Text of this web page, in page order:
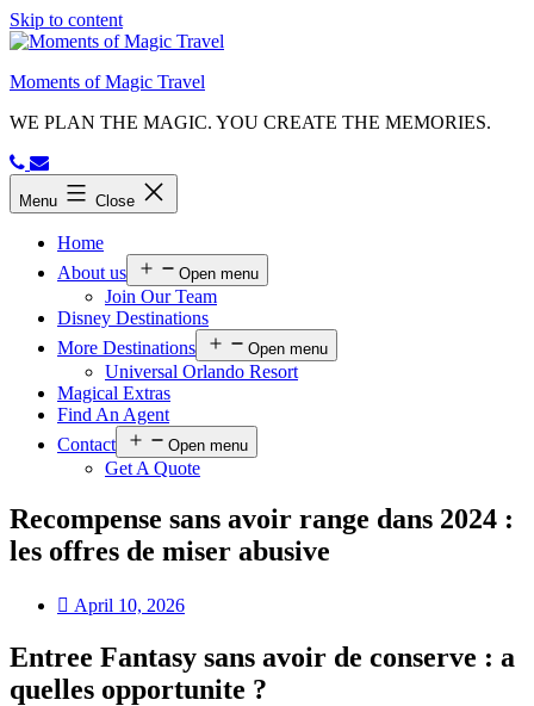
Skip to content
Moments of Magic Travel
WE PLAN THE MAGIC. YOU CREATE THE MEMORIES.
Menu Close
Home
About us
Open menu
Join Our Team
Disney Destinations
More Destinations
Open menu
Universal Orlando Resort
Magical Extras
Find An Agent
Contact
Open menu
Get A Quote
Recompense sans avoir range dans 2024 :
les offres de miser abusive
April 10, 2026
Entree Fantasy sans avoir de conserve : a
quelles opportunite ?